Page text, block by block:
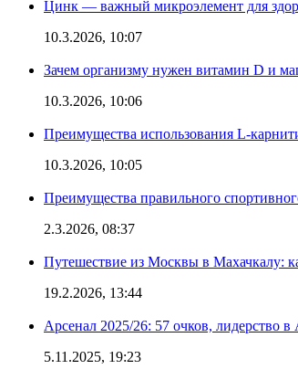
Цинк — важный микроэлемент для
10.3.2026, 10:07
Зачем организму нужен витамин D и
10.3.2026, 10:06
Преимущества использования L-
10.3.2026, 10:05
Преимущества правильного
2.3.2026, 08:37
Путешествие из Москвы в Махачкалу:
19.2.2026, 13:44
Арсенал 2025/26: 57 очков, лидерство
5.11.2025, 19:23